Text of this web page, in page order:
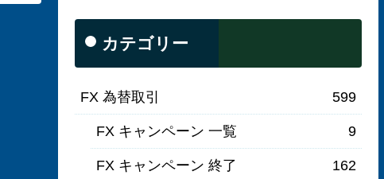
カテゴリー
FX 為替取引 599
FX キャンペーン 一覧 9
FX キャンペーン 終了 162